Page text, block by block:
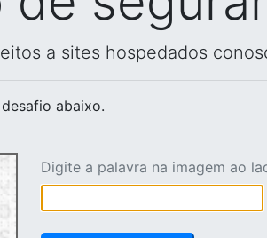
a sites hospedados
abaixo.
Digite a palavra na imagem ao